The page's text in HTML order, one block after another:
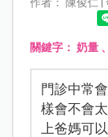
關鍵字： 奶量、
門診中常
樣會不會
上爸媽可